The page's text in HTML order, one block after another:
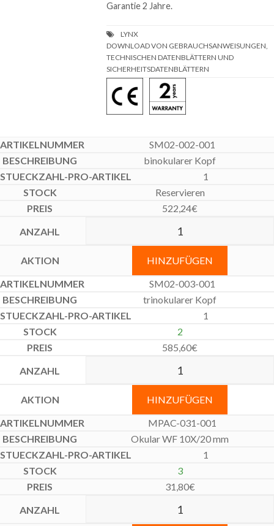
Garantie 2 Jahre.
DOWNLOAD VON GEBRAUCHSANWEISUNGEN,
TECHNISCHEN DATENBLÄTTERN UND
SICHERHEITSDATENBLÄTTERN
SM02-002-001
binokularer Kopf
1
Reservieren
522,24€
HINZUFÜGEN
SM02-003-001
trinokularer Kopf
1
2
585,60€
HINZUFÜGEN
MPAC-031-001
Okular WF 10X/20 mm
1
3
31,80€